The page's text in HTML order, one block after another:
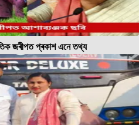
জৰীপত প্ৰকাশ এনে তথ্য